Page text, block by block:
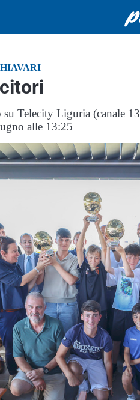
su Telecity Liguria (canale
alle 13:25